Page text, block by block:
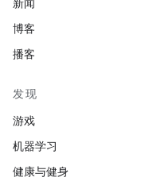
新闻
博客
播客
发现
游戏
机器学习
健康与健身